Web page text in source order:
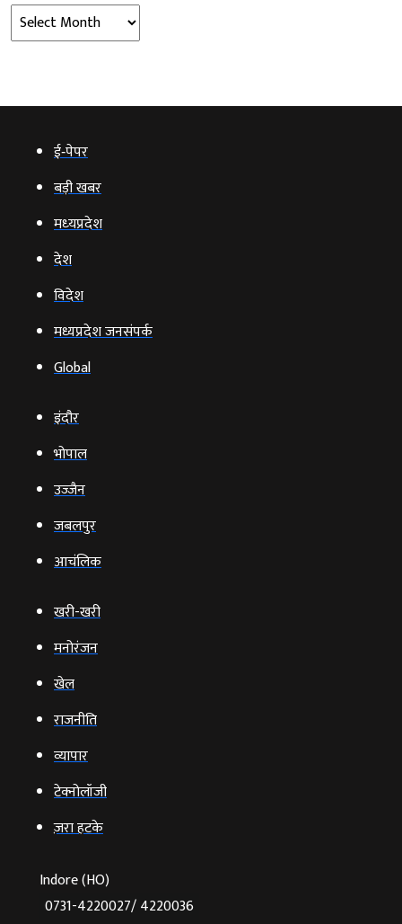
Archives
ई‑पेपर
बड़ी खबर
मध्‍यप्रदेश
देश
विदेश
मध्यप्रदेश जनसंपर्क
Global
इंदौर
भोपाल
उज्‍जैन
जबलपुर
आचंलिक
खरी-खरी
मनोरंजन
खेल
राजनीति
व्‍यापार
टेक्‍नोलॉजी
ज़रा हटके
Indore (HO)
0731-4220027/ 4220036